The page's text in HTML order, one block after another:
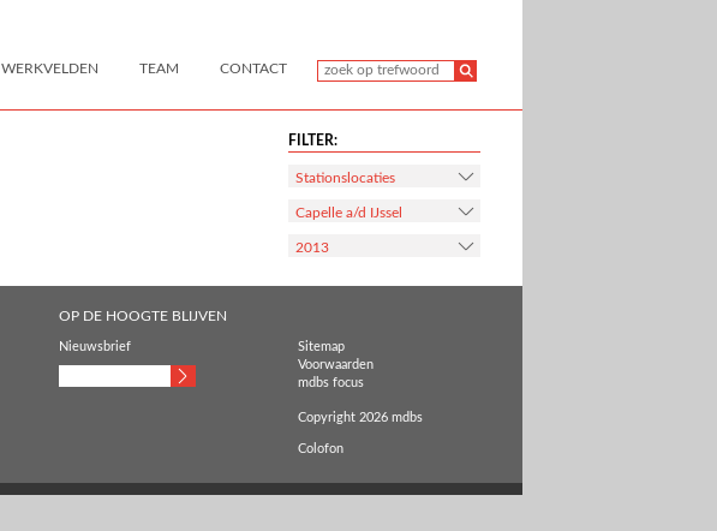
WERKVELDEN TEAM CONTACT
FILTER:
Stationslocaties
Capelle a/d IJssel
2013
OP DE HOOGTE BLIJVEN
Nieuwsbrief
Sitemap
Voorwaarden
mdbs focus
Copyright 2026 mdbs
Colofon